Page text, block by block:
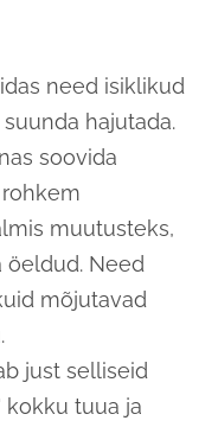
need isiklikud
hajutada.
soovida
muutusteks,
Need
mõjutavad
just selliseid
kokku tuua ja